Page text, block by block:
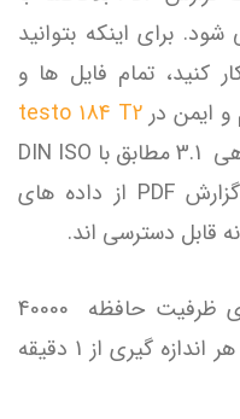
برای اینکه بتوانید
کنید، تمام فایل ها و
و ایمن در
ذخیره می شوند: فایل تنظیم، گواهی 3.1 مطابق با DIN ISO
10204، دستورالعمل دستگاه و گزارش PDF از داده های
قابل دسترسی اند.
دارای ظرفیت حافظه 40000
مقدار اندازه گیری می باشد. دوره هر اندازه گیری از 1 دقیقه